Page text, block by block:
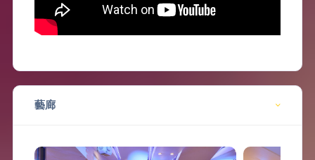
藝廊